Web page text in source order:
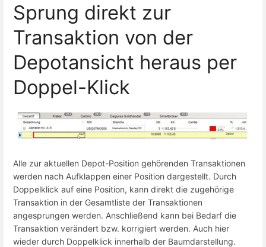
Sprung direkt zur
Transaktion von der
Depotansicht heraus per
Doppel-Klick
Alle zur aktuellen Depot-Position gehörenden Transaktionen
werden nach Aufklappen einer Position dargestellt. Durch
Doppelklick auf eine Position, kann direkt die zugehörige
Transaktion in der Gesamtliste der Transaktionen
angesprungen werden. Anschließend kann bei Bedarf die
Transaktion verändert bzw. korrigiert werden. Auch hier
wieder durch Doppelklick innerhalb der Baumdarstellung.